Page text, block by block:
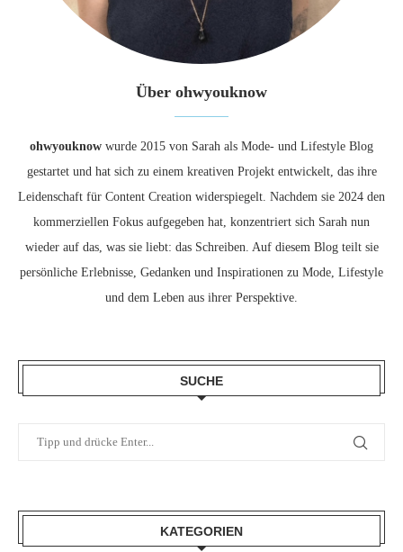
Über ohwyouknow
ohwyouknow wurde 2015 von Sarah als Mode- und Lifestyle Blog
gestartet und hat sich zu einem kreativen Projekt entwickelt, das ihre
Leidenschaft für Content Creation widerspiegelt. Nachdem sie 2024 den
kommerziellen Fokus aufgegeben hat, konzentriert sich Sarah nun
wieder auf das, was sie liebt: das Schreiben. Auf diesem Blog teilt sie
persönliche Erlebnisse, Gedanken und Inspirationen zu Mode, Lifestyle
und dem Leben aus ihrer Perspektive.
SUCHE
KATEGORIEN